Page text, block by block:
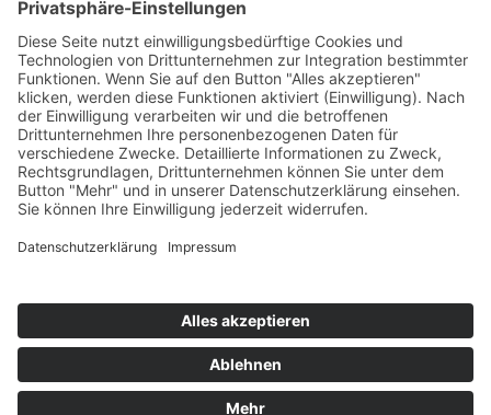
UNSEREZERTIFIKATE
© Copyright 2000 -2026 AGRO FOOD Lebensmittel GmbH | Alle